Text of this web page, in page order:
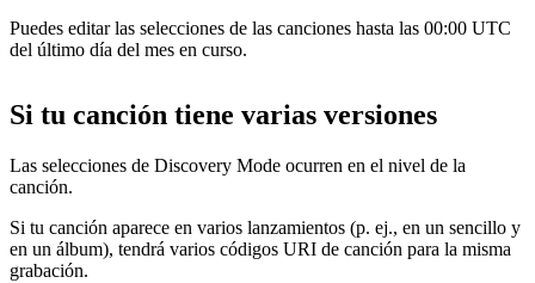
Puedes editar las selecciones de las canciones hasta las 00:00 UTC
del último día del mes en curso.
Si tu canción tiene varias versiones
Las selecciones de Discovery Mode ocurren en el nivel de la
canción.
Si tu canción aparece en varios lanzamientos (p. ej., en un sencillo y
en un álbum), tendrá varios códigos URI de canción para la misma
grabación.